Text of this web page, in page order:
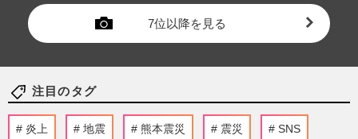
7位以降を見る
注目のタグ
炎上 地震 熊本震災 震災 SNS